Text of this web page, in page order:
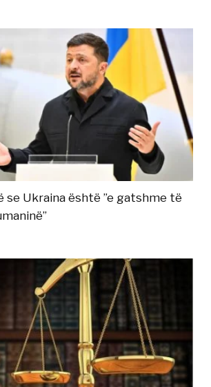
se Ukraina është ”e gatshme të